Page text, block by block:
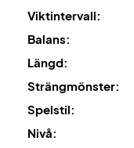
Viktintervall:
Balans:
Längd:
Strängmönster:
Spelstil:
Nivå: